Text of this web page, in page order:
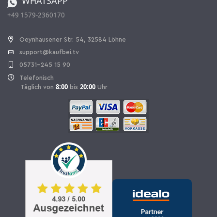
Vertrag widerrufen
+49 1579-2360170
Oeynhausener Str. 54, 32584 Löhne
support@kaufbei.tv
05731-245 15 90
Telefonisch
Täglich von 8:00 bis 20:00 Uhr